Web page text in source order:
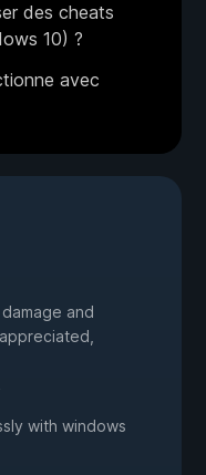
des cheats
10) ?
avec
and
with windows